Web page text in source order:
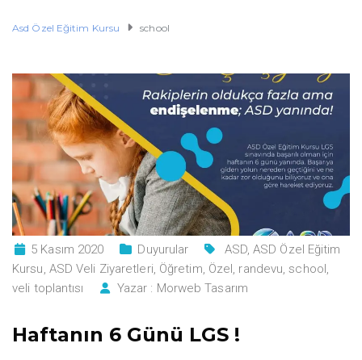
Asd Özel Eğitim Kursu school
5 Kasım 2020 Duyurular ASD,ASD Özel Eğitim
Kursu, ASD Veli Ziyaretleri, Öğretim, Özel, randevu,school,
veli toplantısı
Yazar : Morweb Tasarım
Haftanın 6 Günü LGS !